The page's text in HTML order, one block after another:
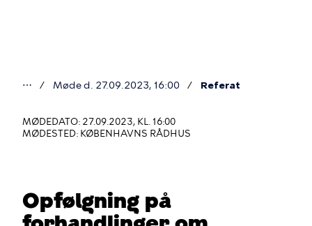
er
her
⋯ Møde d. 27.09.2023, 16:00 Referat
MØDEDATO: 27.09.2023, KL. 16:00
MØDESTED: KØBENHAVNS RÅDHUS
Opfølgning på